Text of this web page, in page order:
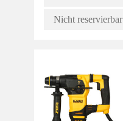
Nicht reservierbar